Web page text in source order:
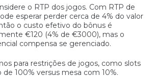
o RTP dos jogos. Com RTP de
esperar perder cerca de 4% do valor
o custo efetivo do bônus é
€120 (4% de €3000), mas o
compensa se gerenciado.
para restrições de jogos, como slots
100% versus mesa com 10%.